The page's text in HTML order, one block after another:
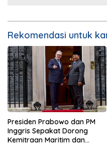
Rekomendasi untuk
Presiden Prabowo dan PM
Inggris Sepakat Dorong
Kemitraan Maritim dan